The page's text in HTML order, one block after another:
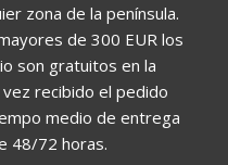
zona de la península.
de 300 EUR los
son gratuitos en la
vez recibido el pedido
medio de entrega
48/72 horas.